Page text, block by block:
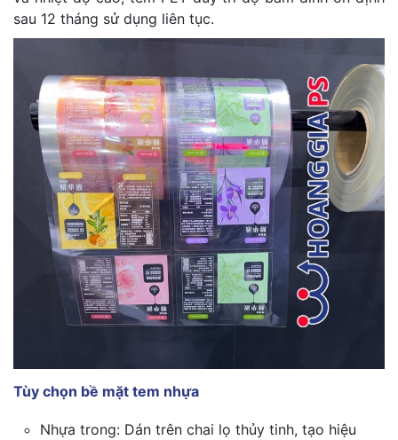
sau 12 tháng sử dụng liên tục.
Tùy chọn bề mặt tem nhựa
Nhựa trong: Dán trên chai lọ thủy tinh, tạo hiệu